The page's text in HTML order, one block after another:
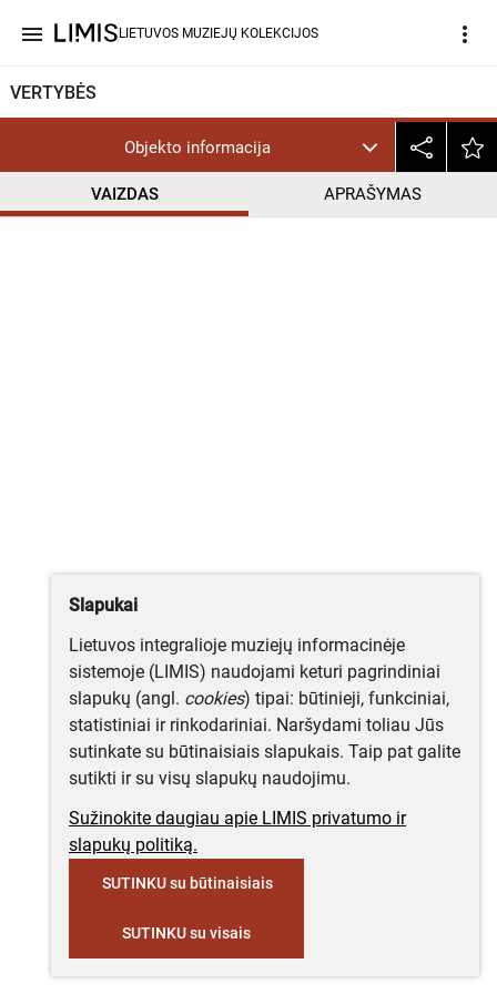
menu LIETUVOS MUZIEJŲ KOLEKCIJOS more_vert
VERTYBĖS
Objekto informacija
VAIZDAS APRAŠYMAS
Slapukai
Lietuvos integralioje muziejų informacinėje
sistemoje (LIMIS) naudojami keturi pagrindiniai
slapukų (angl. cookies) tipai: būtinieji, funkciniai,
statistiniai ir rinkodariniai. Naršydami toliau Jūs
sutinkate su būtinaisiais slapukais. Taip pat galite
sutikti ir su visų slapukų naudojimu.
Sužinokite daugiau apie LIMIS privatumo ir
slapukų politiką.
SUTINKU su būtinaisiais
SUTINKU su visais